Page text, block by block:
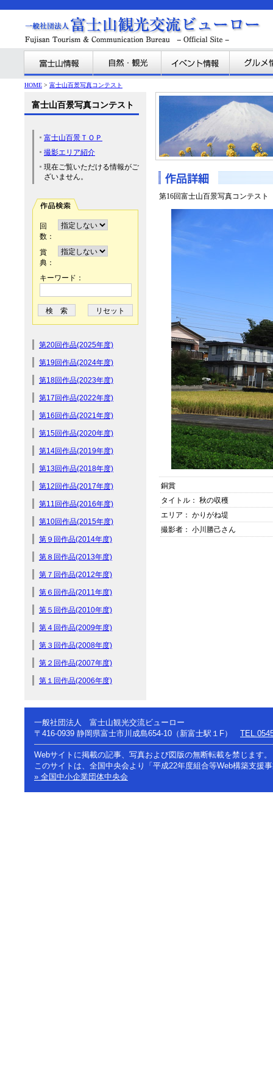
HOME > 富士山百景写真コンテスト
富士山百景写真コンテスト
富士山百景ＴＯＰ
撮影エリア紹介
現在ご覧いただける情報がご
ざいません。
回
数：
賞
典：
キーワード：
第20回作品(2025年度)
第19回作品(2024年度)
第18回作品(2023年度)
第17回作品(2022年度)
第16回作品(2021年度)
第15回作品(2020年度)
第14回作品(2019年度)
第13回作品(2018年度)
第12回作品(2017年度)
第11回作品(2016年度)
第10回作品(2015年度)
第９回作品(2014年度)
第８回作品(2013年度)
第７回作品(2012年度)
第６回作品(2011年度)
第５回作品(2010年度)
第４回作品(2009年度)
第３回作品(2008年度)
第２回作品(2007年度)
第１回作品(2006年度)
第16回富士山百景写真コンテスト
銅賞
タイトル： 秋の収穫
エリア： かりがね堤
撮影者： 小川勝己さん
一般社団法人 富士山観光交流ビューロー
〒416-0939 静岡県富士市川成島654-10（新富士駅１F）
Webサイトに掲載の記事、写真および図版の無断転載を禁じます。
このサイトは、全国中央会より「平成22年度組合等Web構築支援
» 全国中小企業団体中央会